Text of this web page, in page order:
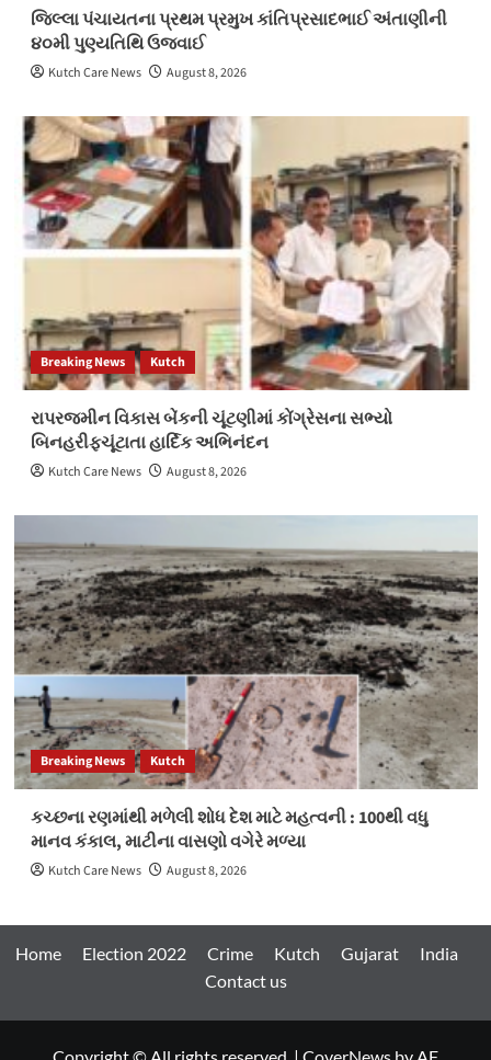
જિલ્લા પંચાયતના પ્રથમ પ્રમુખ કાંતિપ્રસાદભાઈ અંતાણીની
૪૦મી પુણ્યતિથિ ઉજવાઈ
Kutch Care News August 8, 2026
Breaking News Kutch
રાપરજમીન વિકાસ બેંકની ચૂંટણીમાં કોંગ્રેસના સભ્યો
બિનહરીફચૂંટાતા હાર્દિક અભિનંદન
Kutch Care News August 8, 2026
Breaking News Kutch
કચ્છના રણમાંથી મળેલી શોધ દેશ માટે મહત્વની : 100થી વધુ
માનવ કંકાલ, માટીના વાસણો વગેરે મળ્યા
Kutch Care News August 8, 2026
Home Election 2022 Crime Kutch Gujarat
India
Contact us